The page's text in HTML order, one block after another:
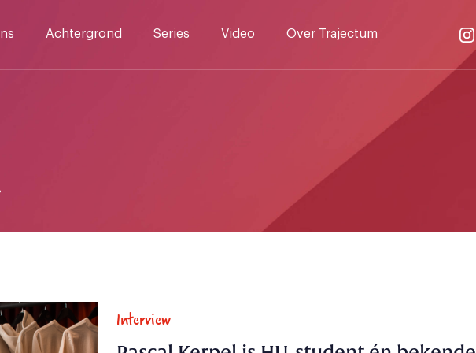
Achtergrond Series Video Over Trajectum
Interview